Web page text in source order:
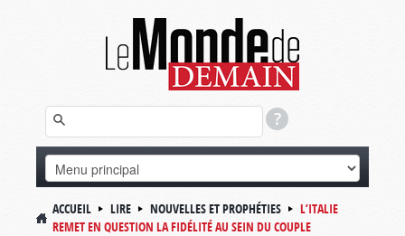
ACCUEIL LIRE NOUVELLES ET PROPHÉTIES
L’ITALIE
REMET EN QUESTION LA FIDÉLITÉ AU SEIN DU COUPLE